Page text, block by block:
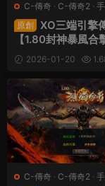
C-傳奇 · C-傳奇2 ·
端遊服務端
原創
XO三端引擎
【1.80封神暴風合
季】Win一鍵服務
卓蘋果三端+加密工
架設教程
2026-01-20
C-傳奇 · C-傳奇2 ·